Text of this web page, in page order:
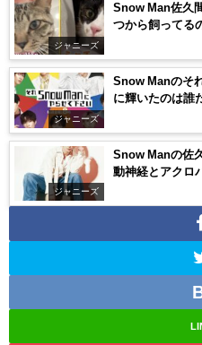
ジャニーズ
Snow Man佐久
つから飼ってる
ジャニーズ
Snow Manのそ
に輝いたのは誰
ジャニーズ
Snow Manの佐
動神経とアクロ